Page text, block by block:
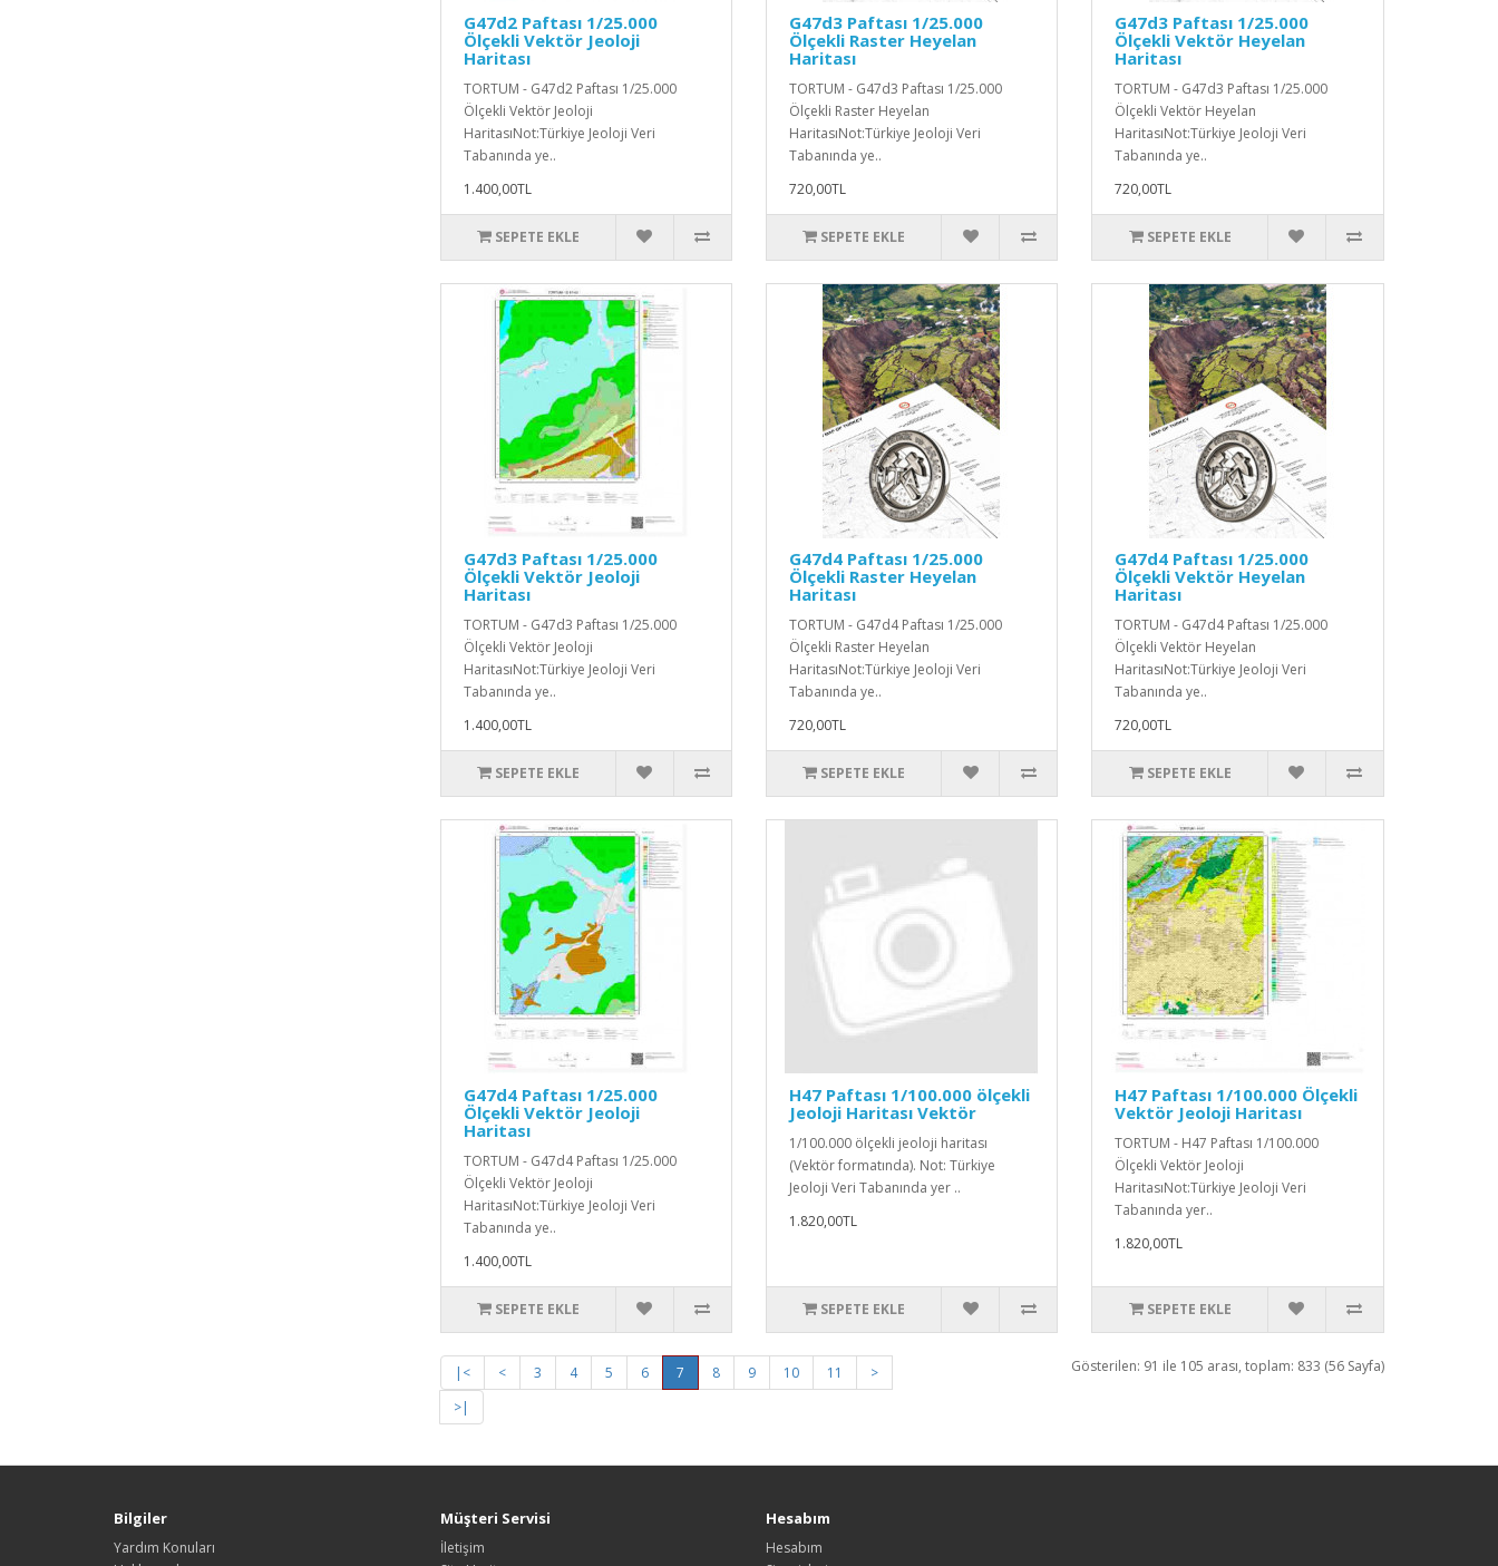
G47d2 Paftası 1/25.000
Ölçekli Vektör Jeoloji
Haritası
TORTUM - G47d2 Paftası 1/25.000
Ölçekli Vektör Jeoloji
HaritasıNot:Türkiye Jeoloji Veri
Tabanında ye..
1.400,00TL
SEPETE EKLE
G47d3 Paftası 1/25.000
Ölçekli Raster Heyelan
Haritası
TORTUM - G47d3 Paftası 1/25.000
Ölçekli Raster Heyelan
HaritasıNot:Türkiye Jeoloji Veri
Tabanında ye..
720,00TL
SEPETE EKLE
G47d3 Paftası 1/25.000
Ölçekli Vektör Heyelan
Haritası
TORTUM - G47d3 Paftası 1/25.000
Ölçekli Vektör Heyelan
HaritasıNot:Türkiye Jeoloji Veri
Tabanında ye..
720,00TL
SEPETE EKLE
G47d3 Paftası 1/25.000
Ölçekli Vektör Jeoloji
Haritası
TORTUM - G47d3 Paftası 1/25.000
Ölçekli Vektör Jeoloji
HaritasıNot:Türkiye Jeoloji Veri
Tabanında ye..
1.400,00TL
SEPETE EKLE
G47d4 Paftası 1/25.000
Ölçekli Raster Heyelan
Haritası
TORTUM - G47d4 Paftası 1/25.000
Ölçekli Raster Heyelan
HaritasıNot:Türkiye Jeoloji Veri
Tabanında ye..
720,00TL
SEPETE EKLE
G47d4 Paftası 1/25.000
Ölçekli Vektör Heyelan
Haritası
TORTUM - G47d4 Paftası 1/25.000
Ölçekli Vektör Heyelan
HaritasıNot:Türkiye Jeoloji Veri
Tabanında ye..
720,00TL
SEPETE EKLE
G47d4 Paftası 1/25.000
Ölçekli Vektör Jeoloji
Haritası
TORTUM - G47d4 Paftası 1/25.000
Ölçekli Vektör Jeoloji
HaritasıNot:Türkiye Jeoloji Veri
Tabanında ye..
1.400,00TL
SEPETE EKLE
H47 Paftası 1/100.000 ölçekli
Jeoloji Haritası Vektör
1/100.000 ölçekli jeoloji haritası
(Vektör formatında). Not: Türkiye
Jeoloji Veri Tabanında yer ..
1.820,00TL
SEPETE EKLE
H47 Paftası 1/100.000 Ölçekli
Vektör Jeoloji Haritası
TORTUM - H47 Paftası 1/100.000
Ölçekli Vektör Jeoloji
HaritasıNot:Türkiye Jeoloji Veri
Tabanında yer..
1.820,00TL
SEPETE EKLE
|< < 3 4 5 6 7 8 9 10 11
>
>|
Gösterilen: 91 ile 105 arası, toplam: 833 (56 Sayfa)
Bilgiler
Yardım Konuları
Müşteri Servisi
İletişim
Hesabım
Hesabım